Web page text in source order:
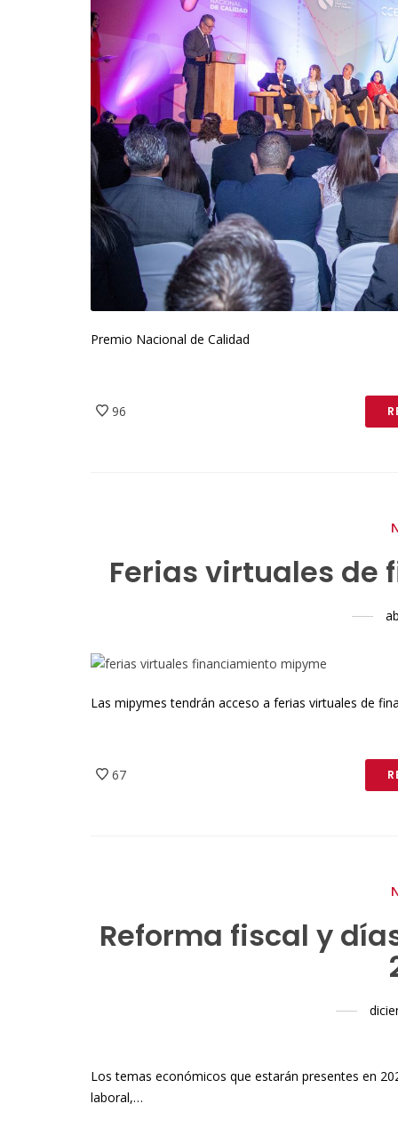
Premio Nacional de Calidad
96
Ferias virtuales
Las mipymes tendrán acceso a ferias virtuales de
67
Reforma fiscal y
Los temas económicos que estarán presentes en
laboral,…